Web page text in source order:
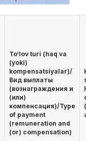
To‘lov turi (haq va
(yoki)
kompensatsiyalar)/
Вид выплаты
(вознаграждения и
(или)
компенсация)/Type
of payment
(remuneration and
(or) compensation)